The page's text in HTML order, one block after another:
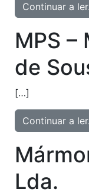
Continuar a
MPS –
de
[…]
Continuar a
Lda.